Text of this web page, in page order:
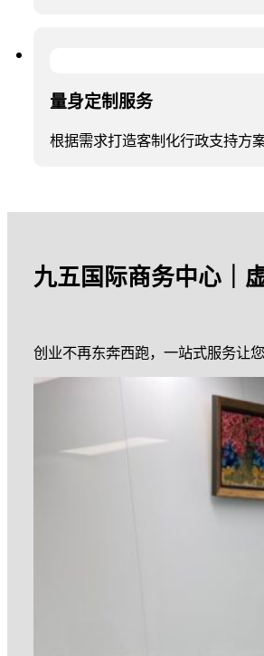
量身定制服务
根据需求打造客制化行政支持方
九五国际商务中心｜
创业不再东奔西跑，一站式服务让您